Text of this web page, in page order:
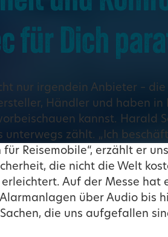
für Dich
nur irgendein Anbieter –
Händler und haben in
kannst. Harald
unterwegs zählt. „Ich
Reisemobile“, erzählt er
die nicht die Welt
Auf der Messe hat
über Audio bis
die uns aufgefallen